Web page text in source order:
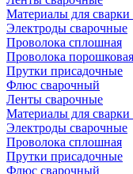
Материалы для сварки
Электроды сварочные
Проволока сплошная
Проволока порошковая
Прутки присадочные
Флюс сварочный
Ленты сварочные
Материалы для сварки
Электроды сварочные
Проволока сплошная
Прутки присадочные
Флюс сварочный